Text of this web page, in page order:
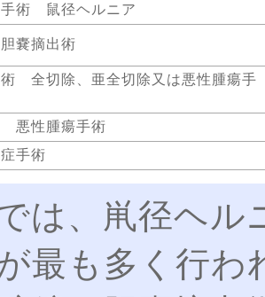
手術 鼠径ヘルニア
嚢摘出術
全切除、亜全切除又は悪性腫瘍手
悪性腫瘍手術
手術
は、鼡径ヘル
最も多く行わ